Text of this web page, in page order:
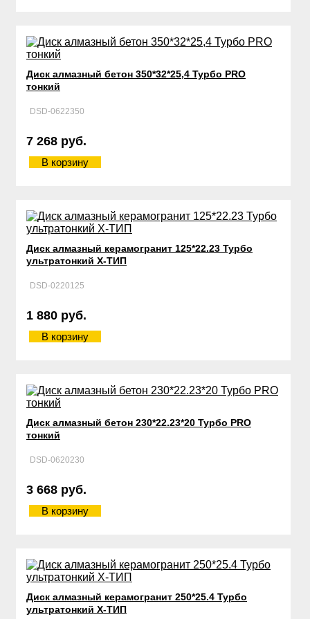
Диск алмазный бетон 350*32*25,4 Турбо PRO
тонкий
DSD-0622350
7 268 руб.
В корзину
Диск алмазный керамогранит 125*22.23 Турбо
ультратонкий Х-ТИП
DSD-0220125
1 880 руб.
В корзину
Диск алмазный бетон 230*22.23*20 Турбо PRO
тонкий
DSD-0620230
3 668 руб.
В корзину
Диск алмазный керамогранит 250*25.4 Турбо
ультратонкий Х-ТИП